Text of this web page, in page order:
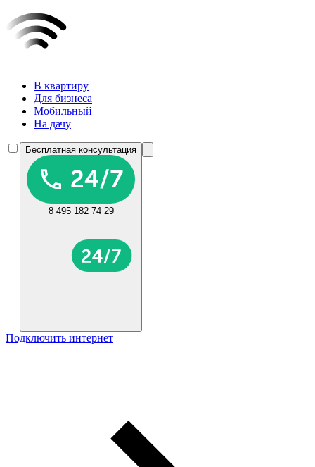
В квартиру
Для бизнеса
Мобильный
На дачу
Бесплатная консультация
8 495 182 74 29
Подключить интернет